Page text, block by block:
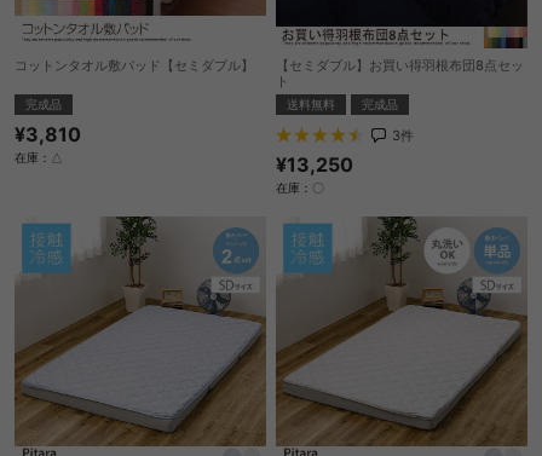
コットンタオル敷パッド【セミダブル】
完成品
¥3,810
在庫：△
【セミダブル】お買い得羽根布団8点セッ
ト
送料無料 完成品
3件
¥13,250
在庫：〇